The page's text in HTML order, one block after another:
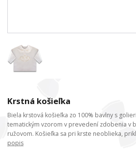
Krstná košieľka
Biela krstová košieľka zo 100% bavlny s
tematickým vzorom v prevedení zdobenia v
ružovom. Košieľka sa pri krste neoblieka,
popis